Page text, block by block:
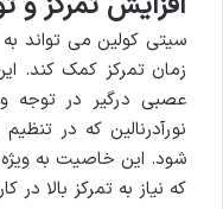
سیتی کولین می تواند
زمان تمرکز کمک کند.
عصبی درگیر در توجه
نورآدرنالین که در
شود. این خاصیت به ویژه
که نیاز به تمرکز بالا